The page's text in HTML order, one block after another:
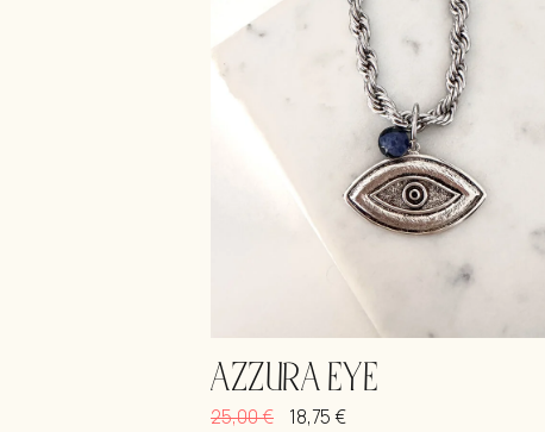
AZZURA EYE
25,00€ 18,75€